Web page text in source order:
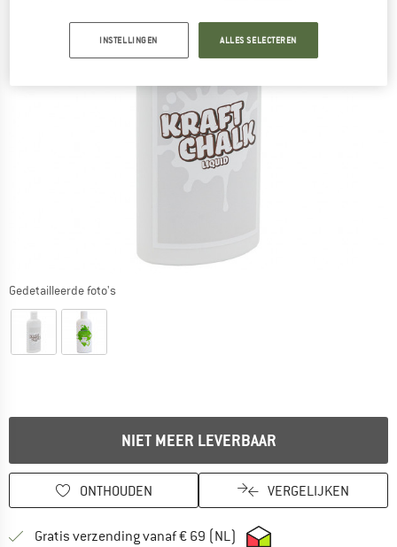
Gedetailleerde foto's
NIET MEER LEVERBAAR
ONTHOUDEN VERGELIJKEN
Gratis verzending vanaf € 69 (NL) Vind hier de
INSTELLINGEN ALLES SELECTEREN